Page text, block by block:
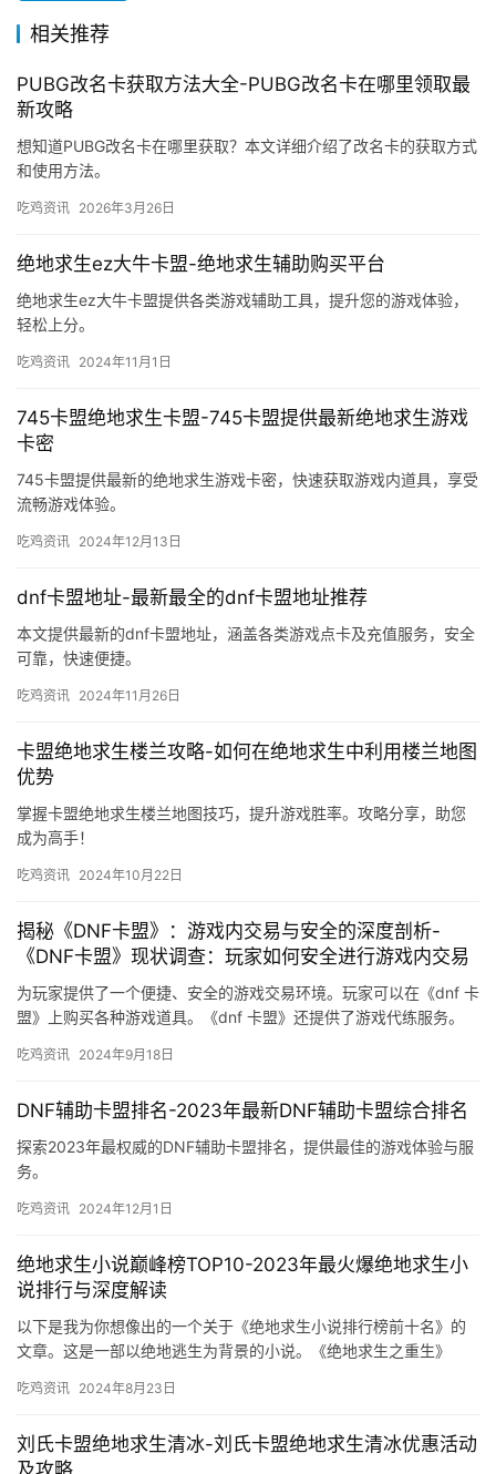
相关推荐
PUBG改名卡获取方法大全-PUBG改名卡在哪里领取最
新攻略
想知道PUBG改名卡在哪里获取？本文详细介绍了改名卡的获取方式
和使用方法。
吃鸡资讯 2026年3月26日
绝地求生ez大牛卡盟-绝地求生辅助购买平台
绝地求生ez大牛卡盟提供各类游戏辅助工具，提升您的游戏体验，
轻松上分。
吃鸡资讯 2024年11月1日
745卡盟绝地求生卡盟-745卡盟提供最新绝地求生游戏
卡密
745卡盟提供最新的绝地求生游戏卡密，快速获取游戏内道具，享受
流畅游戏体验。
吃鸡资讯 2024年12月13日
dnf卡盟地址-最新最全的dnf卡盟地址推荐
本文提供最新的dnf卡盟地址，涵盖各类游戏点卡及充值服务，安全
可靠，快速便捷。
吃鸡资讯 2024年11月26日
卡盟绝地求生楼兰攻略-如何在绝地求生中利用楼兰地图
优势
掌握卡盟绝地求生楼兰地图技巧，提升游戏胜率。攻略分享，助您
成为高手！
吃鸡资讯 2024年10月22日
揭秘《DNF卡盟》：游戏内交易与安全的深度剖析-
《DNF卡盟》现状调查：玩家如何安全进行游戏内交易
为玩家提供了一个便捷、安全的游戏交易环境。玩家可以在《dnf 卡
盟》上购买各种游戏道具。《dnf 卡盟》还提供了游戏代练服务。
吃鸡资讯 2024年9月18日
DNF辅助卡盟排名-2023年最新DNF辅助卡盟综合排名
探索2023年最权威的DNF辅助卡盟排名，提供最佳的游戏体验与服
务。
吃鸡资讯 2024年12月1日
绝地求生小说巅峰榜TOP10-2023年最火爆绝地求生小
说排行与深度解读
以下是我为你想像出的一个关于《绝地求生小说排行榜前十名》的
文章。这是一部以绝地逃生为背景的小说。《绝地求生之重生》
吃鸡资讯 2024年8月23日
刘氏卡盟绝地求生清冰-刘氏卡盟绝地求生清冰优惠活动